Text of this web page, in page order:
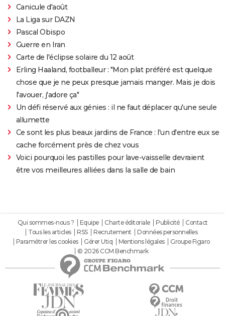
Canicule d'août
La Liga sur DAZN
Pascal Obispo
Guerre en Iran
Carte de l'éclipse solaire du 12 août
Erling Haaland, footballeur : "Mon plat préféré est quelque
chose que je ne peux presque jamais manger. Mais je dois
l'avouer, j'adore ça"
Un défi réservé aux génies : il ne faut déplacer qu'une seule
allumette
Ce sont les plus beaux jardins de France : l'un d'entre eux se
cache forcément près de chez vous
Voici pourquoi les pastilles pour lave-vaisselle devraient
être vos meilleures alliées dans la salle de bain
Qui sommes-nous ? Equipe Charte éditoriale Publicité
Contact
Tous les articles
RSS Recrutement
Données personnelles
Paramétrer les cookies
Gérer Utiq Mentions légales
Groupe Figaro
© 2026 CCM Benchmark